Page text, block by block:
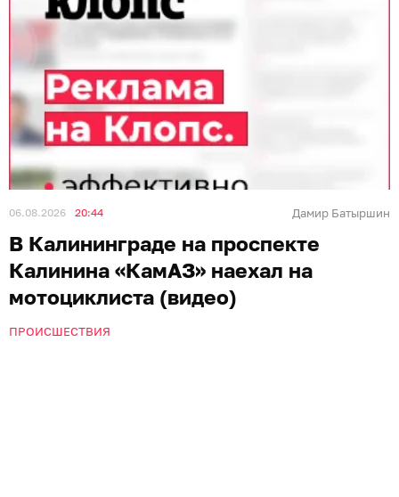
06.08.2026 20:44 Дамир Батыршин
В Калининграде на проспекте
Калинина «КамАЗ» наехал на
мотоциклиста (видео)
ПРОИСШЕСТВИЯ